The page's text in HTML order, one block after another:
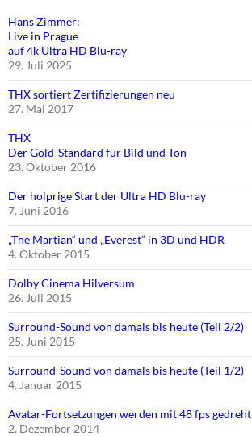
Hans Zimmer:
Live in Prague
auf 4k Ultra HD Blu-ray
29. Juli 2025
THX sortiert Zertifizierungen neu
27. Mai 2017
THX
Der Gold-Standard für Bild und Ton
23. Oktober 2016
Der holprige Start der Ultra HD Blu-ray
7. Juni 2016
„The Martian“ und „Everest“ in 3D und HDR
4. Oktober 2015
Dolby Cinema Hilversum
26. Juli 2015
Surround-Sound von damals bis heute (Teil 2/2)
25. Juni 2015
Surround-Sound von damals bis heute (Teil 1/2)
4. Januar 2015
Avatar-Fortsetzungen werden mit 48 fps gedreht
2. Dezember 2014